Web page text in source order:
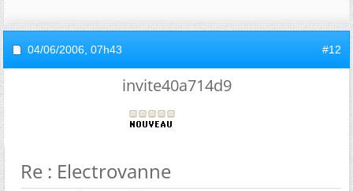
04/06/2006, 07h43 #12
invite40a714d9
Re : Electrovanne